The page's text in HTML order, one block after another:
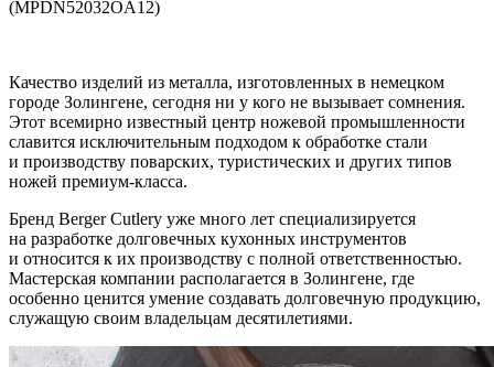
(MPDN52032OA12)
Качество изделий из металла, изготовленных в немецком
городе Золингене, сегодня ни у кого не вызывает сомнения.
Этот всемирно известный центр ножевой промышленности
славится исключительным подходом к обработке стали
и производству поварских, туристических и других типов
ножей премиум-класса.
Бренд Berger Cutlery уже много лет специализируется
на разработке долговечных кухонных инструментов
и относится к их производству с полной ответственностью.
Мастерская компании располагается в Золингене, где
особенно ценится умение создавать долговечную продукцию,
служащую своим владельцам десятилетиями.